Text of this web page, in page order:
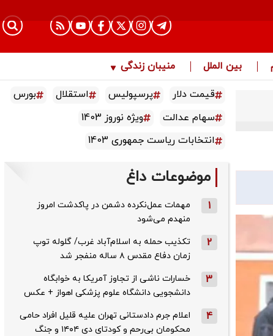
بین الملل منیبان زندگی
قیمت دلار پرسپولیس استقلال
بورس
سهام عدالت
ویژه نوروز 1403
انتخابات ریاست جمهوری 1403
موضوعات داغ
1
مهمات عمل‌نکرده دشمن در پاکدشت امروز
منهدم می‌شود
2
تکذیب حمله به اسلام‌آباد غرب/ گلوله توپ
زمان دفاع مقدس ۸ ساله منفجر شد
3
خسارات ناشی از تجاوز آمریکا به خوابگاه
دانشجویی دانشگاه علوم پزشکی اهواز + عکس
4
اعلام جرم دادستانی تهران علیه قلیل افراد حامی
محکومان بی‌رحم و کودتای دی‌ ۱۴۰۴ و جنگ